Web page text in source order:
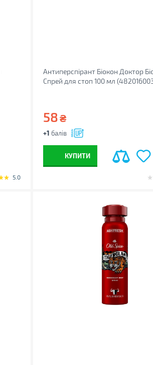
5.0
Антиперспірант Біокон Доктор
Спрей для стоп 100 мл
58₴
+1 балів
КУПИТИ